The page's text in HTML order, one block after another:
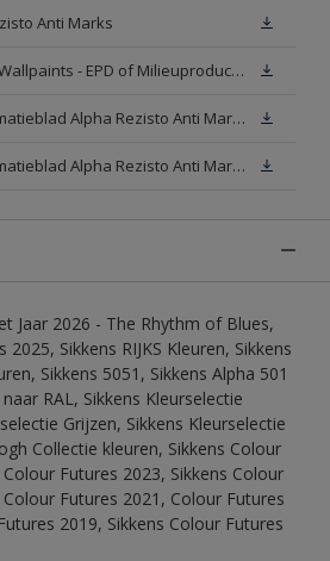
Anti Marks
Sikkens Interior Wallpaints - EPD of Milieuproductverklaring
Veiligheidsinformatieblad Alpha Rezisto Anti Marks Mat White W05 (MSDS)
Veiligheidsinformatieblad Alpha Rezisto Anti Marks Mat N00 (MSDS)
Jaar 2026 - The Rhythm of Blues,
2025, Sikkens RIJKS Kleuren, Sikkens
Sikkens 5051, Sikkens Alpha 501
RAL, Sikkens Kleurselectie
Grijzen, Sikkens Kleurselectie
Collectie kleuren, Sikkens Colour
Futures 2023, Sikkens Colour
Futures 2021, Colour Futures
2019, Sikkens Colour Futures